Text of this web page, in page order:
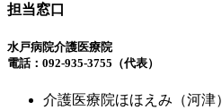
担当窓口
水戸病院介護医療院
電話：092-935-3755（代表）
介護医療院ほほえみ（河津）